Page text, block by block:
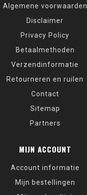
Algemene voorwaarden
Disclaimer
Privacy Policy
Betaalmethoden
Verzendinformatie
Retourneren en ruilen
Contact
Sitemap
Partners
MIJN ACCOUNT
Account informatie
Mijn bestellingen